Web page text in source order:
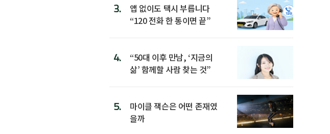
3.
앱 없이도 택시 부릅니다
“120 전화 한 통이면 끝”
4.
“50대 이후 만남, ‘지금의
삶’ 함께할 사람 찾는 것”
5.
마이클 잭슨은 어떤 존재였
을까